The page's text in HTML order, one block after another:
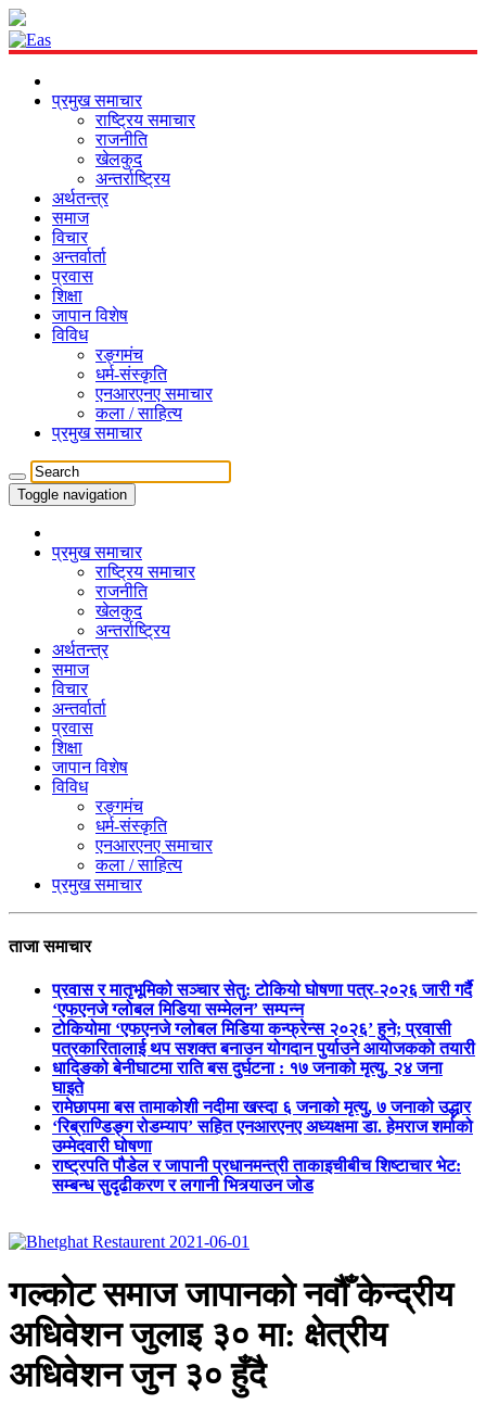
प्रमुख समाचार
राष्ट्रिय समाचार
राजनीति
खेलकुद
अन्तर्राष्ट्रिय
अर्थतन्त्र
समाज
विचार
अन्तर्वार्ता
प्रवास
शिक्षा
जापान विशेष
विविध
रङ्गमंच
धर्म-संस्कृति
एनआरएनए समाचार
कला / साहित्य
प्रमुख समाचार
Toggle navigation
प्रमुख समाचार
राष्ट्रिय समाचार
राजनीति
खेलकुद
अन्तर्राष्ट्रिय
अर्थतन्त्र
समाज
विचार
अन्तर्वार्ता
प्रवास
शिक्षा
जापान विशेष
विविध
रङ्गमंच
धर्म-संस्कृति
एनआरएनए समाचार
कला / साहित्य
प्रमुख समाचार
ताजा समाचार
प्रवास र मातृभूमिको सञ्चार सेतु: टोकियो घोषणा पत्र-२०२६ जारी गर्दै
‘एफएनजे ग्लोबल मिडिया सम्मेलन’ सम्पन्न
टोकियोमा ‘एफएनजे ग्लोबल मिडिया कन्फ्रेन्स २०२६’ हुने; प्रवासी
पत्रकारितालाई थप सशक्त बनाउन योगदान पुर्याउने आयोजकको तयारी
धादिङको बेनीघाटमा राति बस दुर्घटना : १७ जनाको मृत्यु, २४ जना
घाइते
रामेछापमा बस तामाकोशी नदीमा खस्दा ६ जनाको मृत्यु, ७ जनाको उद्धार
‘रिब्राण्डिङ्ग रोडम्याप’ सहित एनआरएनए अध्यक्षमा डा. हेमराज शर्माको
उम्मेदवारी घोषणा
राष्ट्रपति पौडेल र जापानी प्रधानमन्त्री ताकाइचीबीच शिष्टाचार भेट:
सम्बन्ध सुदृढीकरण र लगानी भित्र्याउन जोड
गल्कोट समाज जापानको नवौँ केन्द्रीय
अधिवेशन जुलाइ ३० मा: क्षेत्रीय
अधिवेशन जुन ३० हुँदै